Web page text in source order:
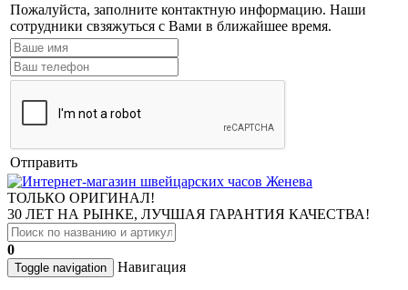
Пожалуйста, заполните контактную информацию. Наши
сотрудники свзяжуться с Вами в ближайшее время.
Отправить
ТОЛЬКО ОРИГИНАЛ!
30 ЛЕТ НА РЫНКЕ, ЛУЧШАЯ ГАРАНТИЯ КАЧЕСТВА!
0
Toggle navigation Навигация